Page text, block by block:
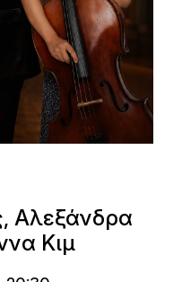
Αλεξάνδρα
Κιμ